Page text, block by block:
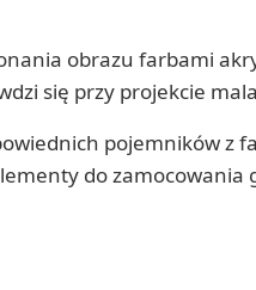
obrazu farbami
się przy projekcie
pojemników z
do zamocowania